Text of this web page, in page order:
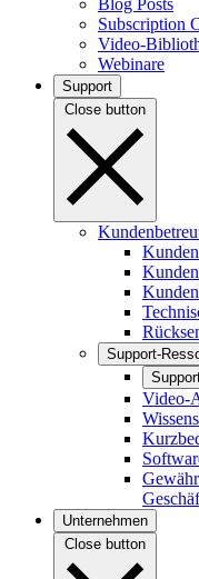
Blog Posts
Subscription
Video-
Webinare
Support
Close button
Support-
Video-
Unternehmen
Close button